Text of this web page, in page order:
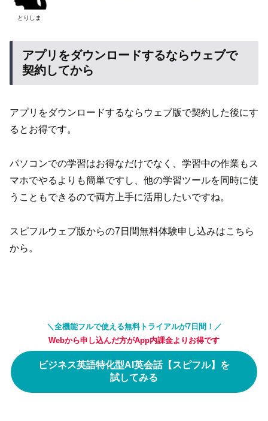
とりしま
アプリをダウンロードするならウェブで
契約してから
アプリをダウンロードするならウェブ版で契約した後にす
るとお得です。
パソコンでの学習はお得なだけでなく、学習中の作業もス
マホでやるよりも簡単ですし、他の学習ツールを同時に使
うこともできるので両方上手に活用したいですね。
スピフルウェブ版からの7日間無料体験申し込みはこちら
から。
＼全機能フルで使える無料トライアルが7日間！／
Webから申し込んだ方がApp内課金よりお得です
ビジネス英語特化型AI英会話【スピフル】を
試してみる